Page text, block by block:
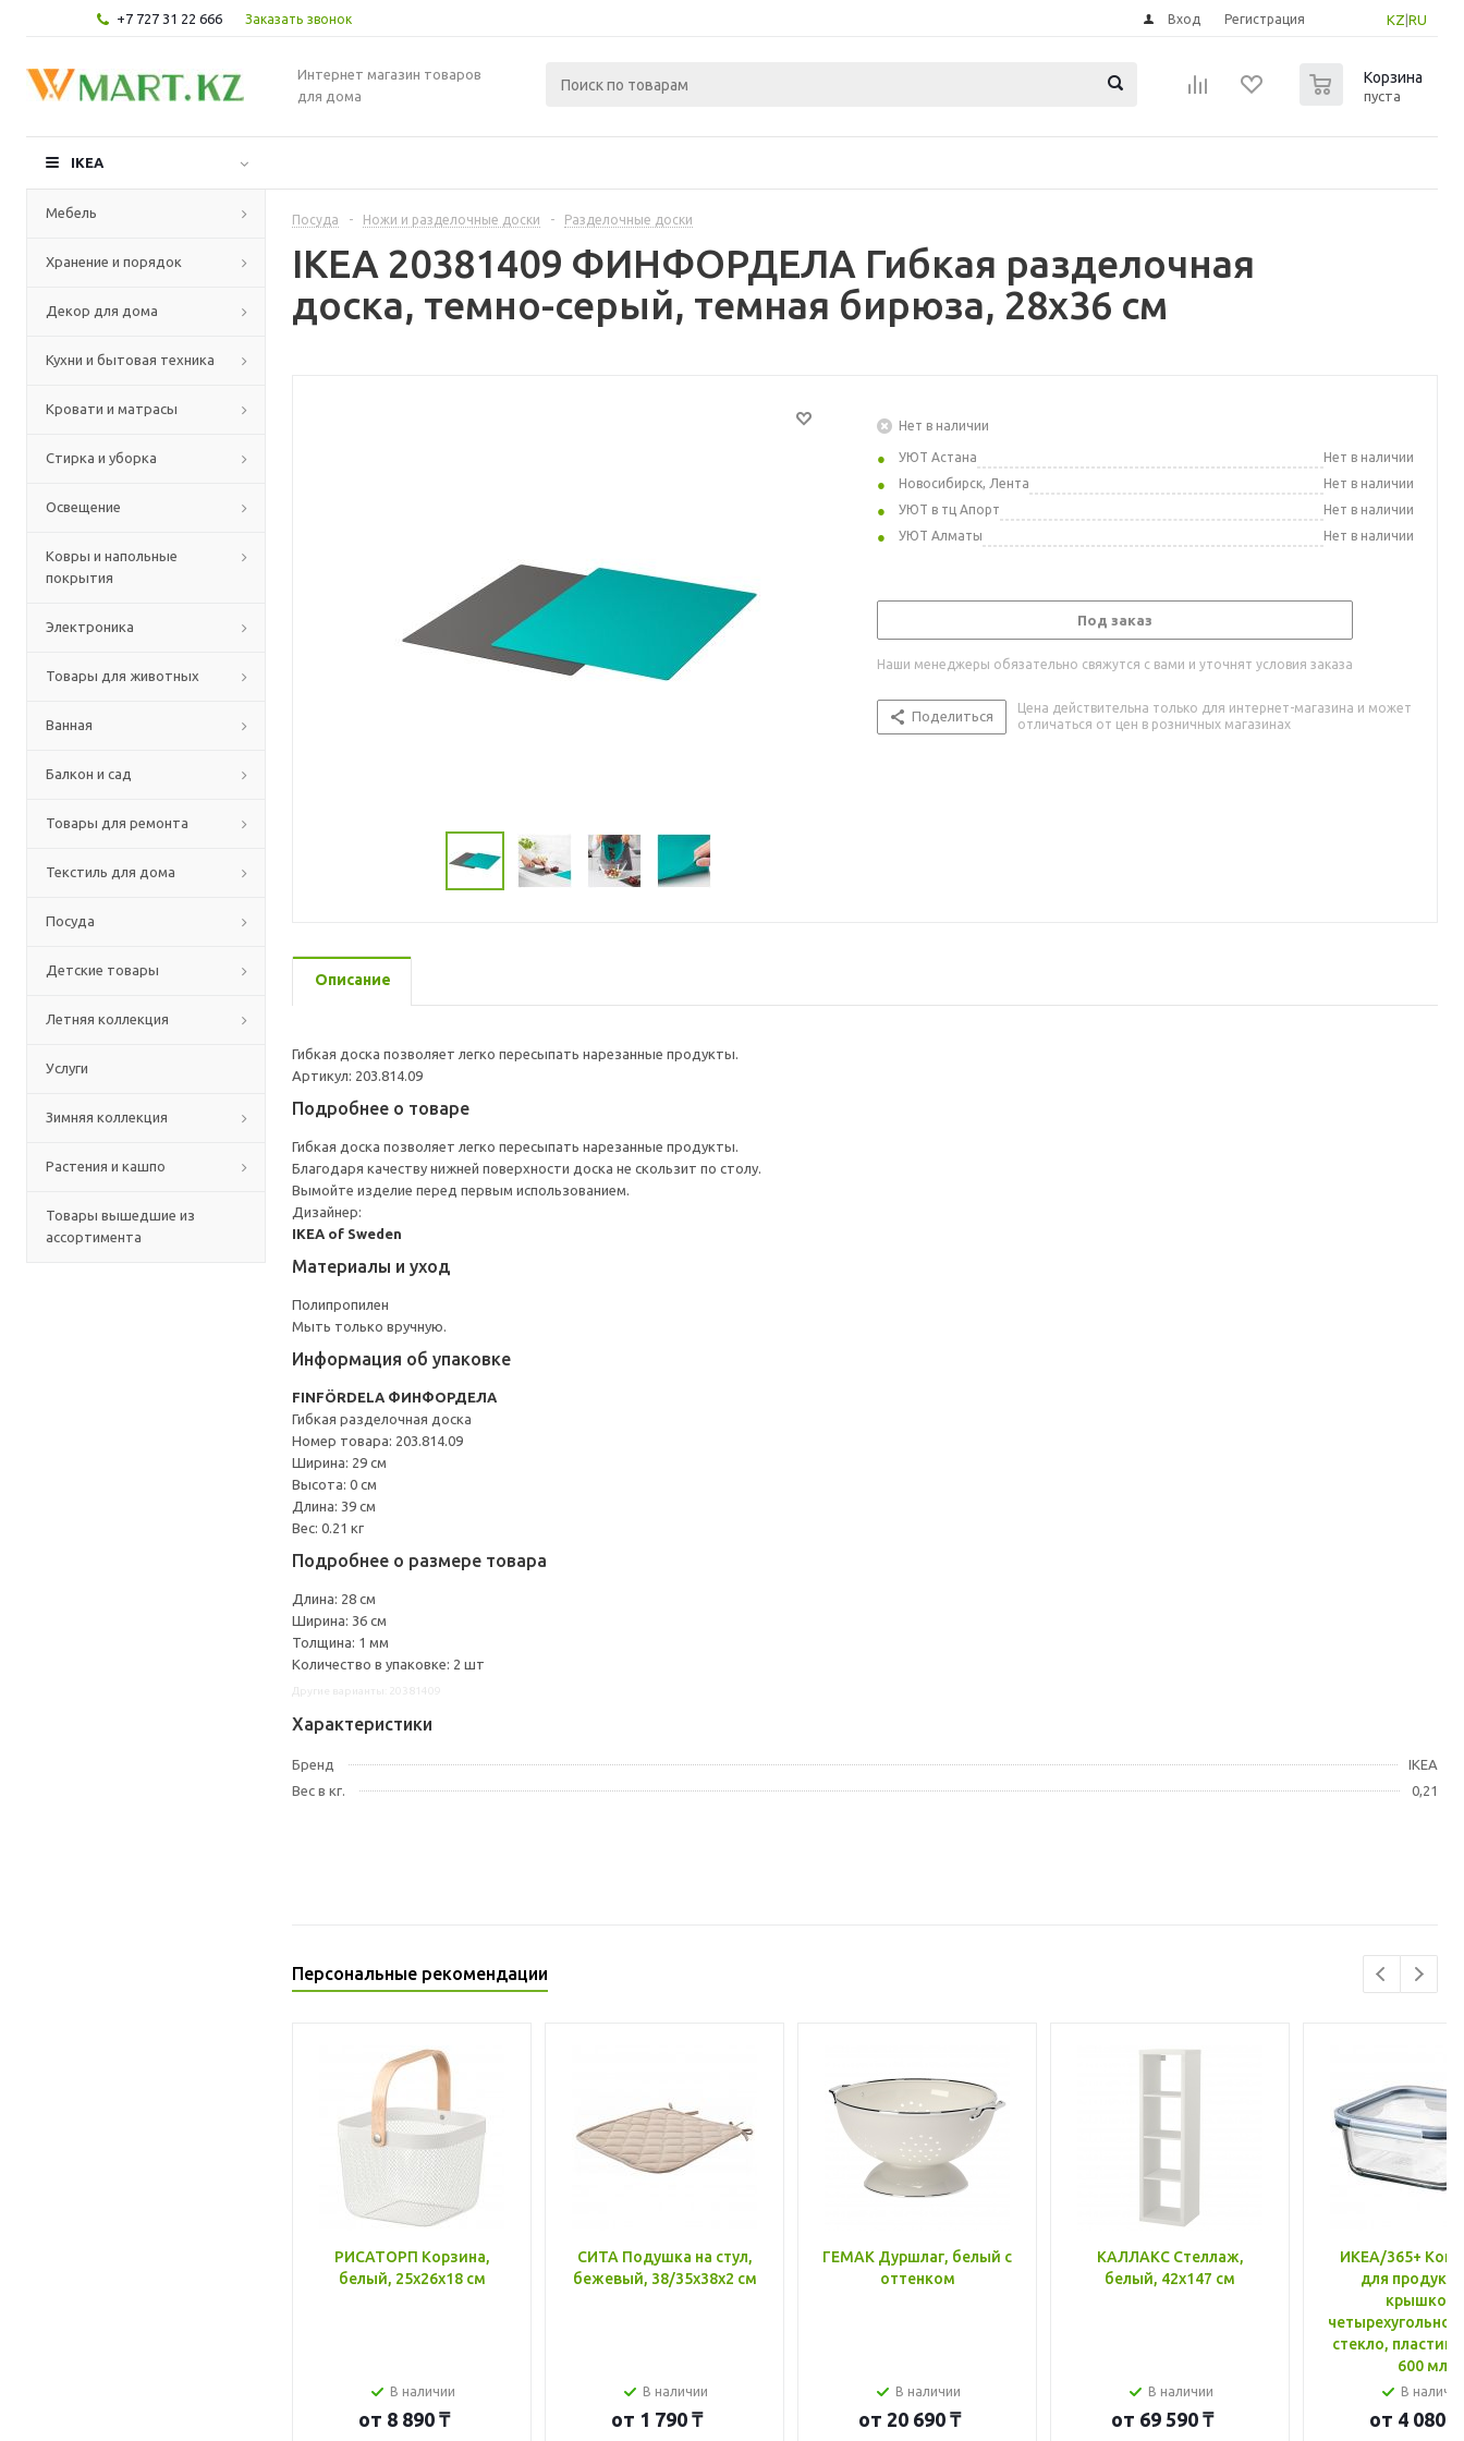
+7 727 31 22 666 Заказать звонок KZ RU
Вход Регистрация
Интернет магазин товаров
для дома
Корзина
пуста
IKEA
Мебель
Хранение и порядок
Декор для дома
Кухни и бытовая техника
Кровати и матрасы
Стирка и уборка
Освещение
Ковры и напольные
покрытия
Электроника
Товары для животных
Ванная
Балкон и сад
Товары для ремонта
Текстиль для дома
Посуда
Детские товары
Летняя коллекция
Услуги
Зимняя коллекция
Растения и кашпо
Товары вышедшие из
ассортимента
Посуда - Ножи и разделочные доски - Разделочные доски
IKEA 20381409 ФИНФОРДЕЛА Гибкая разделочная
доска, темно-серый, темная бирюза, 28x36 см
Нет в наличии
УЮТ Астана
Нет в наличии
Новосибирск, Лента
Нет в наличии
УЮТ в тц Апорт
Нет в наличии
УЮТ Алматы
Нет в наличии
Под заказ
Наши менеджеры обязательно свяжутся с вами и уточнят условия заказа
Поделиться
Цена действительна только для интернет-магазина и может
отличаться от цен в розничных магазинах
Описание
Гибкая доска позволяет легко пересыпать нарезанные продукты.
Артикул: 203.814.09
Подробнее о товаре
Гибкая доска позволяет легко пересыпать нарезанные продукты.
Благодаря качеству нижней поверхности доска не скользит по столу.
Вымойте изделие перед первым использованием.
Дизайнер:
IKEA of Sweden
Материалы и уход
Полипропилен
Мыть только вручную.
Информация об упаковке
FINFÖRDELA ФИНФОРДЕЛА
Гибкая разделочная доска
Номер товара: 203.814.09
Ширина: 29 см
Высота: 0 см
Длина: 39 см
Вес: 0.21 кг
Подробнее о размере товара
Длина: 28 см
Ширина: 36 см
Толщина: 1 мм
Количество в упаковке: 2 шт
Характеристики
Бренд
IKEA
Вес в кг.
0,21
Персональные рекомендации
РИСАТОРП Корзина,
белый, 25x26x18 см
В наличии
от 8 890 ₸
СИТА Подушка на стул,
бежевый, 38/35x38x2 см
В наличии
от 1 790 ₸
ГЕМАК Дуршлаг, белый с
оттенком
В наличии
от 20 690 ₸
КАЛЛАКС Стеллаж,
белый, 42x147 см
В наличии
от 69 590 ₸
ИКЕА/365+
для
крышкой,
стекло, пластик
600 мл
В
от 4 080 ₸